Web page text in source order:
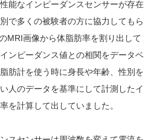
能なインピーダンスセンサーが存在
で多くの被験者の方に協力してもら
MRI画像から体脂肪率を割り出して
ンピーダンス値との相関をデータベ
肪計を使う時に身長や年齢、性別を
人のデータを基準にして計測したイ
を計算して出していました。